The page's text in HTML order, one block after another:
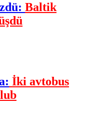
Baltik
İki avtobus